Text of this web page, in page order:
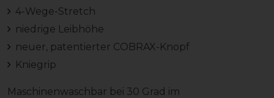
4-Wege-Stretch
niedrige Leibhöhe
neuer, patentierter COBRAX-Knopf
Kniegrip
Maschinenwaschbar bei 30 Grad im